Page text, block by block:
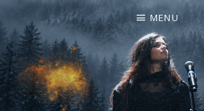
I
L
LA PLUS CELTIQUE DES
MENU